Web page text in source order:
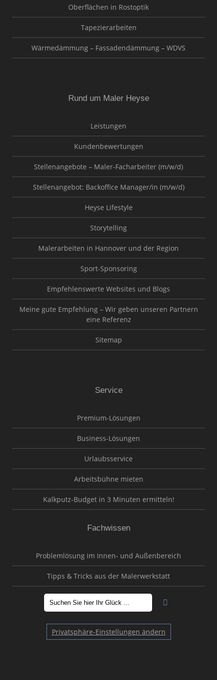
Oberflächen in Rostoptik
Tapezierarbeiten
Wärmedämmung – Fassadendämmung – WDVS
Rund um Maler Heyse
Leistungen
Kundenbewertungen
Stellenangebote – Maler-Facharbeiter (m/w/d)
Stellenangebot: Backoffice Manager/in (m/w/d)
Heyse Lifestyle
Storytelling
Malerarbeiten in Hannover und der Region
Sport-Sponsoring
Empfehlenswerte Websites und Blogs
Meine gute Empfehlung – Wir geben unseren Partnern
eine Referenz
Sitemap
Service
Premium-Lösungen
Business-Lösungen
Urlaubsservice
Arbeitsbühne mieten
Kalkputz-Budget in 3 Minuten ermitteln!
Fachwissen
Problemlösung im Innen- und Außenbereich
Tipps & Tricks aus der Malerwerkstatt
Privatsphäre-Einstellungen ändern